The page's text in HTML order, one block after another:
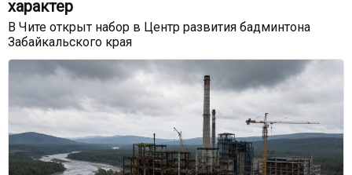
характер
В Чите открыт набор в Центр развития бадминтона
Забайкальского края